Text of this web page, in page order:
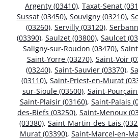
Argenty (03410), Taxat-Senat
Sussat (03450), Souvigny (03210),
(03260), Servilly (03120),
(03390), Saulzet (03800), Saulcet
Saligny-sur-Roudon (03470),
Saint-Yorre (03270), Saint-Voir
(03240), Saint-Sauvier (03370),
(03110), Saint-Priest-en-Murat
sur-Sioule (03500), Saint-
Saint-Plaisir (03160), Saint-Palais
des-Biefs (03250), Saint-Menoux
(03380), Saint-Martin-des-Lais
Murat (03390), Saint-Marcel-en-